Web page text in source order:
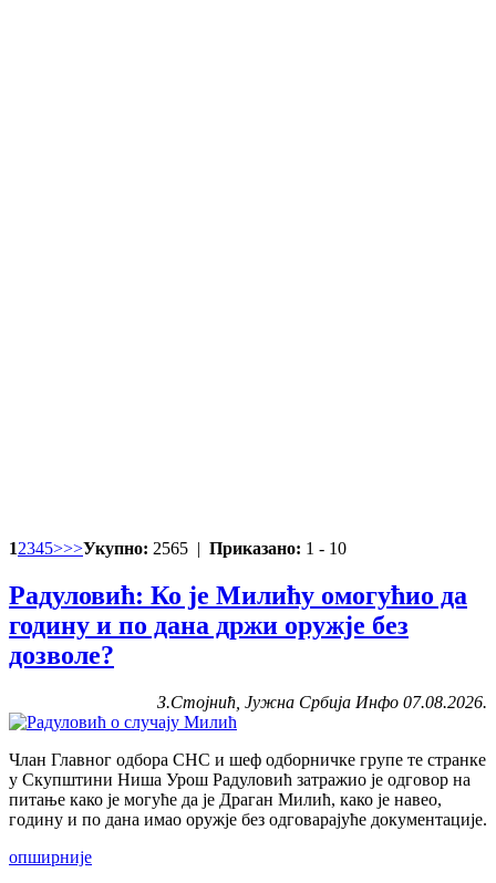
12345>>>Укупно: 2565 | Приказано: 1 - 10
Радуловић: Ко је Милићу омогућио да
годину и по дана држи оружје без
дозволе?
З.Стојнић, Јужна Србија Инфо 07.08.2026.
Члан Главног одбора СНС и шеф одборничке групе те странке
у Скупштини Ниша Урош Радуловић затражио је одговор на
питање како је могуће да је Драган Милић, како је навео,
годину и по дана имао оружје без одговарајуће документације.
опширније